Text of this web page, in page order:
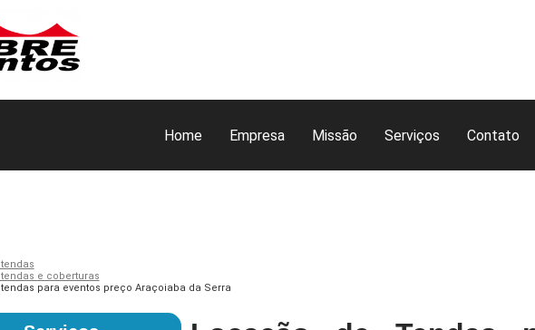
Home Empresa Missão Serviços Contato
e coberturas
para eventos preço Araçoiaba da Serra